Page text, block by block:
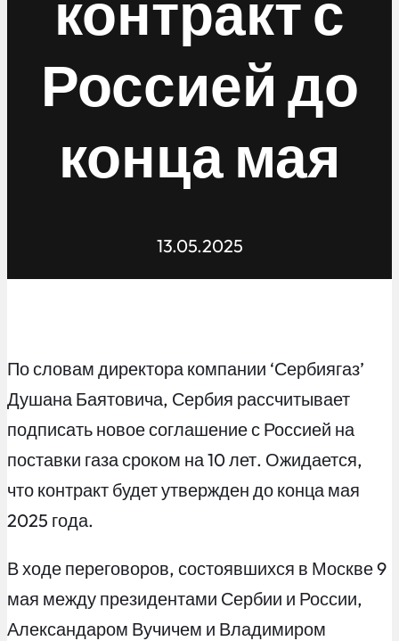
Россией до
конца мая
13.05.2025
По словам директора компании ‘Сербиягаз’
Душана Баятовича, Сербия рассчитывает
подписать новое соглашение с Россией на
поставки газа сроком на 10 лет. Ожидается,
что контракт будет утвержден до конца мая
2025 года.
В ходе переговоров, состоявшихся в Москве 9
мая между президентами Сербии и России,
Александаром Вучичем и Владимиром